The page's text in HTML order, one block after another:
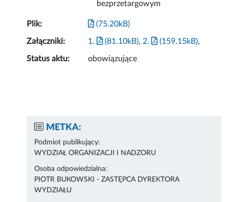
bezprzetargowym
Plik: (75.20kB)
Załączniki: 1. (81.10kB), 2. (159.15kB),
Status aktu: obowiązujące
METKA:
Podmiot publikujący:
WYDZIAŁ ORGANIZACJI I NADZORU
Osoba odpowiedzialna:
PIOTR BUKOWSKI - ZASTĘPCA DYREKTORA
WYDZIAŁU